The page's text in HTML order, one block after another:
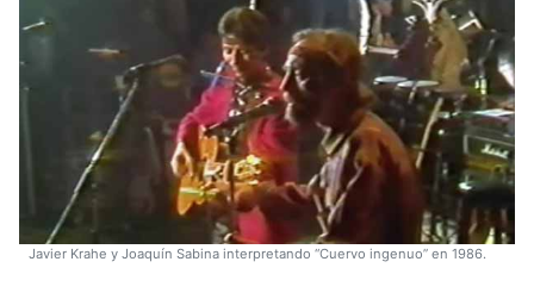
Javier Krahe y Joaquín Sabina interpretando “Cuervo ingenuo” en 1986.